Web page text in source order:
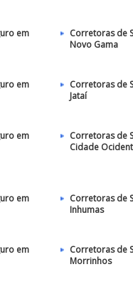
em
Corretoras de
Novo Gama
em
Corretoras de
Jataí
em
Corretoras de
Cidade
em
Corretoras de
Inhumas
em
Corretoras de
Morrinhos